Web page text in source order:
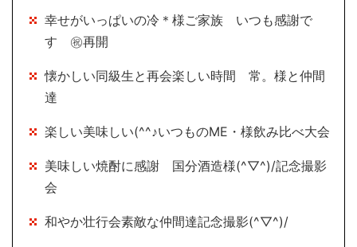
幸せがいっぱいの冷＊様ご家族 いつも感謝で
す ㊗再開
懐かしい同級生と再会楽しい時間 常。様と仲間
達
楽しい美味しい(^^♪いつものME・様飲み比べ大会
美味しい焼酎に感謝 国分酒造様(^▽^)/記念撮影
会
和やか壮行会素敵な仲間達記念撮影(^▽^)/